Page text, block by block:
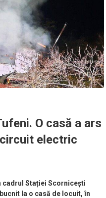
O casă a ars
electric
cadrul Stației Scornicești
la o casă de locuit, în